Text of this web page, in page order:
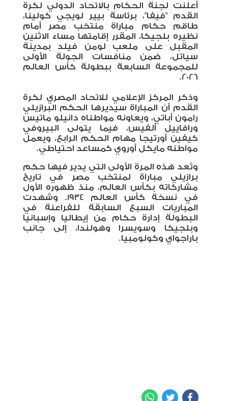
أعلنت لجنة الحكام بالاتحاد الدولي لكرة
القدم "فيفا"، برئاسة بيير لويجي كولينا،
طاقم حكام مباراة منتخب مصر أمام
نظيره بلجيكا، المقرر إقامتها مساء الاثنين
المقبل على ملعب لومن فيلد بمدينة
سياتل، ضمن منافسات الجولة الأولى
للمجموعة السابعة ببطولة كأس العالم
2026
.
وذكر المركز الإعلامي للاتحاد المصري لكرة
القدم أن المباراة سيديرها الحكم البرازيلي
رامون أباتي، ويعاونه مواطناه دانيلو ماتيس
ورافاييل ألفيس، فيما يتولى البيروفي
كيفين أورتيجا مهام الحكم الرابع، ويعمل
مواطنه مايكل أوروي كمساعد احتياطي.
وتُعد هذه المرة الأولى التي يدير فيها حكم
برازيلي مباراة لمنتخب مصر في تاريخ
مشاركاته بكأس العالم، منذ ظهوره الأول
في نسخة كأس العالم 1934. وشهدت
المباريات السبع السابقة للفراعنة في
البطولة إدارة حكام من إيطاليا وإسبانيا
وبلجيكا وسويسرا وهولندا، إلى جانب
باراجواي وكولومبيا.
Facebook
Twitter